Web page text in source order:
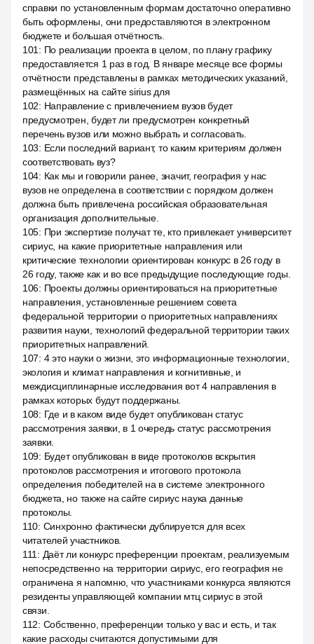
справки по установленным формам достаточно оперативно
быть оформлены, они предоставляются в электронном
бюджете и большая отчётность.
101 : По реализации проекта в целом, по плану графику
предоставляется 1 раз в год. В январе месяце все формы
отчётности представлены в рамках методических указаний,
размещённых на сайте sirius для
102: Направление с привлечением вузов будет
предусмотрен, будет ли предусмотрен конкретный
перечень вузов или можно выбрать и согласовать.
103: Если последний вариант, то каким критериям должен
соответствовать вуз?
104: Как мы и говорили ранее, значит, география у нас
вузов не определена в соответствии с порядком должен
должна быть привлечена российская образовательная
организация дополнительные.
105: При экспертизе получат те, кто привлекает университет
сириус, на какие приоритетные направления или
критические технологии ориентирован конкурс в 26 году в
26 году, также как и во все предыдущие последующие годы.
106: Проекты должны ориентироваться на приоритетные
направления, установленные решением совета
федеральной территории о приоритетных направлениях
развития науки, технологий федеральной территории таких
приоритетных направлений.
107: 4 это науки о жизни, это информационные технологии,
экология и климат направления и когнитивные, и
междисциплинарные исследования вот 4 направления в
рамках которых будут поддержаны.
108: Где и в каком виде будет опубликован статус
рассмотрения заявки, в 1 очередь статус рассмотрения
заявки.
109: Будет опубликован в виде протоколов вскрытия
протоколов рассмотрения и итогового протокола
определения победителей на в системе электронного
бюджета, но также на сайте сириус наука данные
протоколы.
110: Синхронно фактически дублируется для всех
читателей участников.
111 : Даёт ли конкурс преференции проектам, реализуемым
непосредственно на территории сириус, его география не
ограничена я напомню, что участниками конкурса являются
резиденты управляющей компании мтц сириус в этой
связи.
112: Собственно, преференции только у вас и есть, и так
какие расходы считаются допустимыми для